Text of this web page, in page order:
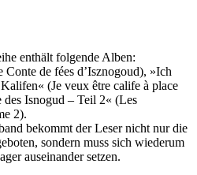
enthält folgende Alben:
de fées d’Isznogoud), »Ich
(Je veux être calife à place
Isnogud – Teil 2« (Les
2).
bekommt der Leser nicht nur die
sondern muss sich wiederum
auseinander setzen.